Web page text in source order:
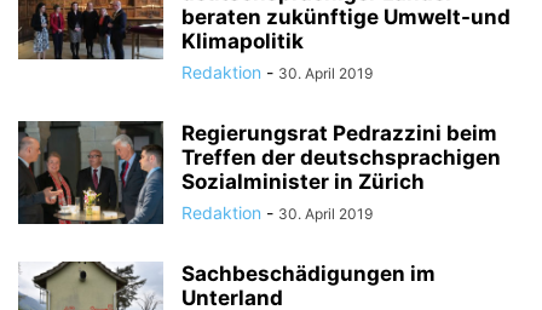
beraten zukünftige Umwelt-und
Klimapolitik
Redaktion - 30. April 2019
Regierungsrat Pedrazzini beim
Treffen der deutschsprachigen
Sozialminister in Zürich
Redaktion - 30. April 2019
Sachbeschädigungen im
Unterland